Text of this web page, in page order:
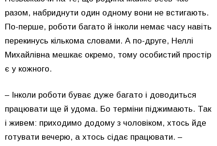
разом, набриднути один одному вони не встигають.
По-перше, роботи багато й інколи немає часу навіть
перекинусь кількома словами. А по-друге, Неллі
Михайлівна мешкає окремо, тому особистий простір
є у кожного.
– Інколи роботи буває дуже багато і доводиться
працювати ще й удома. Бо терміни піджимають. Так
і живем: приходимо додому з чоловіком, хтось йде
готувати вечерю, а хтось сідає працювати. –